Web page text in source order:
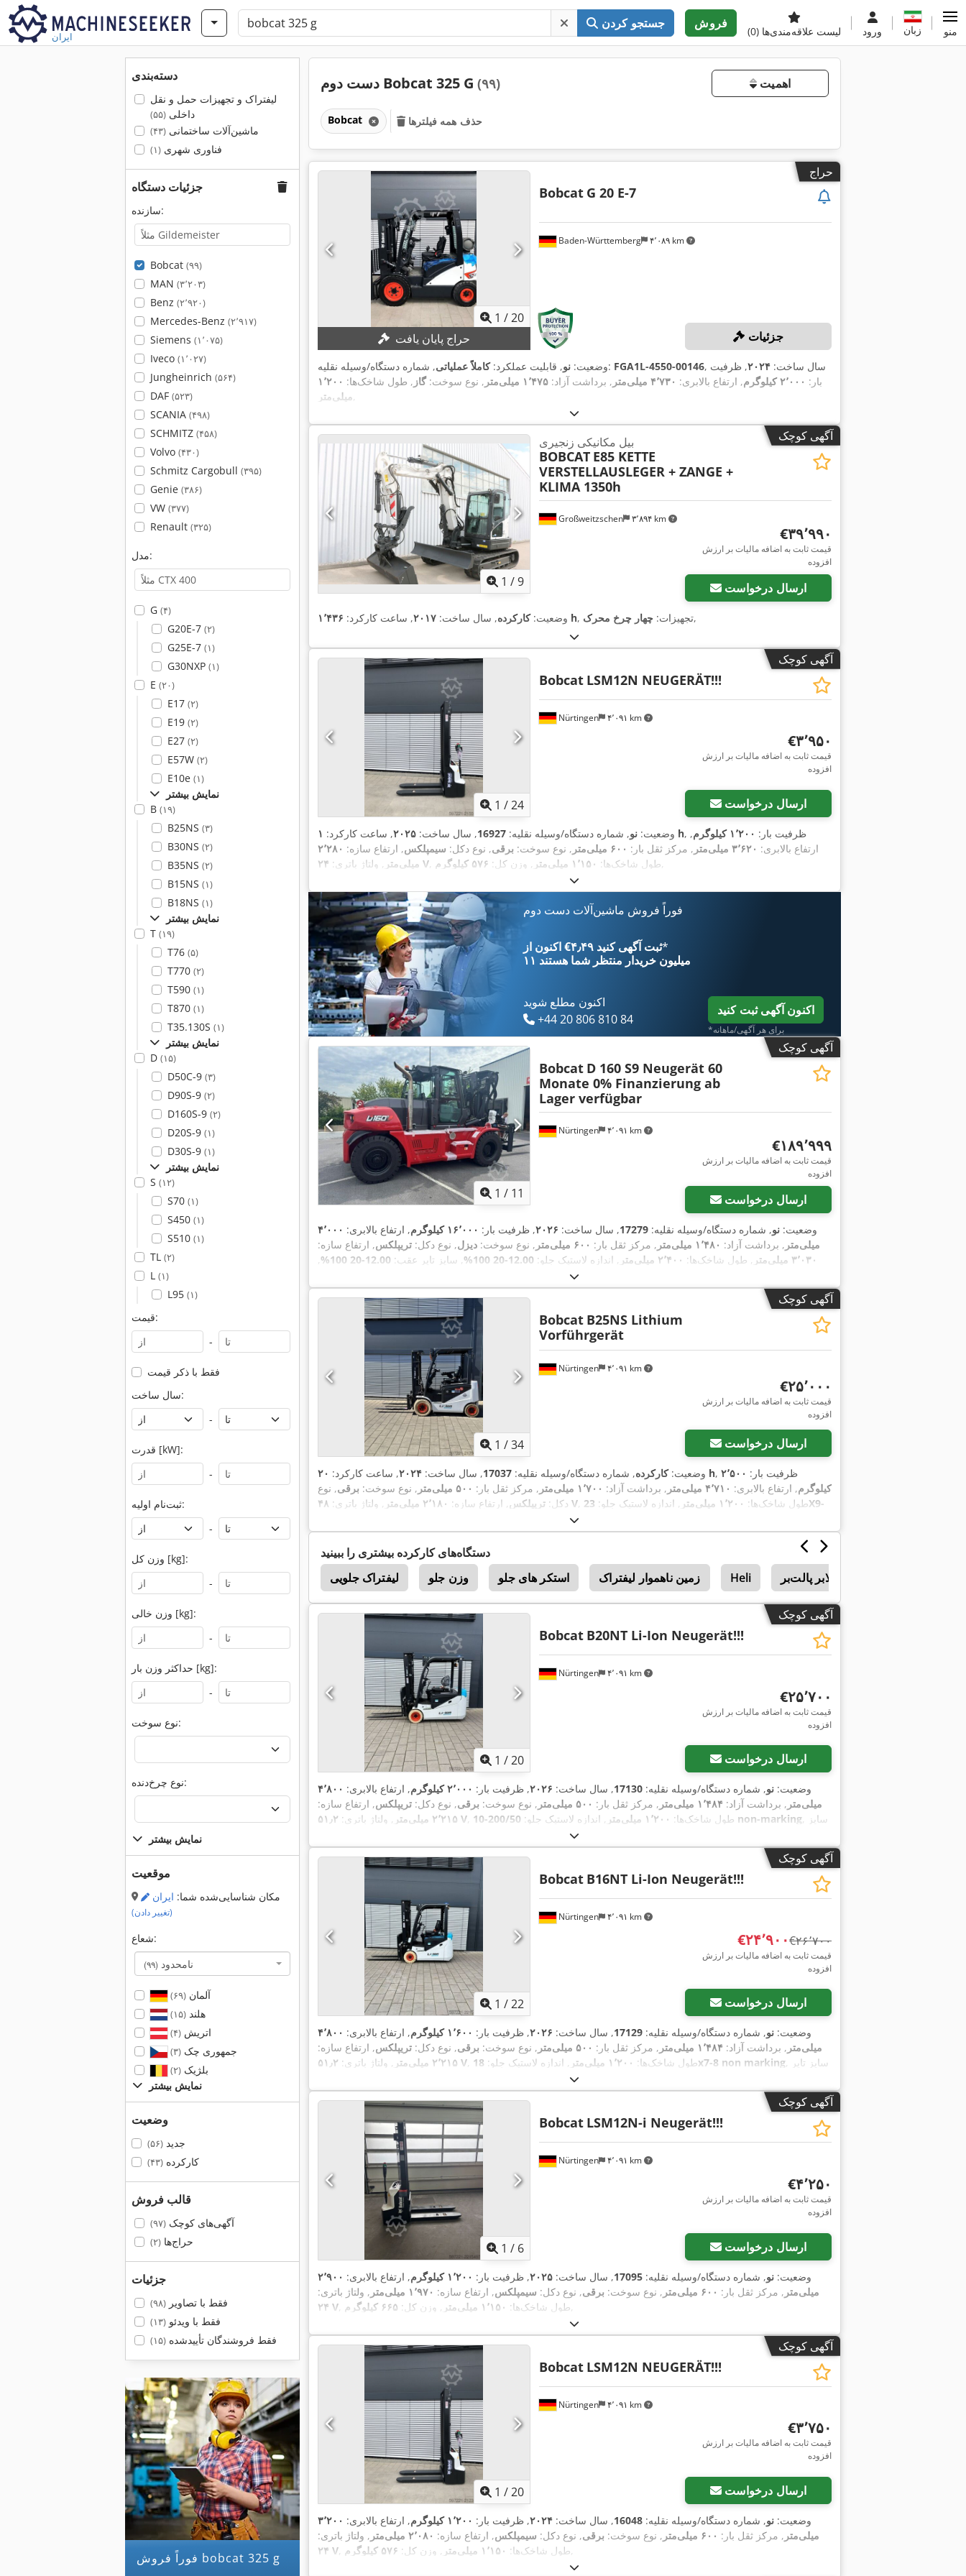
ایران
جستجو کردن فروش
لیست علاقه‌مندی‌ها (0) ورود زبان منو
دسته‌بندی
لیفتراک و تجهیزات حمل و نقل
داخلی(۵۵)
ماشین‌آلات ساختمانی(۴۳)
فناوری شهری(۱)
جزئیات دستگاه
سازنده:
Bobcat (۹۹)
MAN (۳٬۲۰۳)
Benz (۲٬۹۲۰)
Mercedes-Benz (۲٬۹۱۷)
Siemens (۱٬۰۷۵)
Iveco (۱٬۰۲۷)
Jungheinrich (۵۶۴)
DAF (۵۲۳)
SCANIA (۴۹۸)
SCHMITZ (۴۵۸)
Volvo (۴۳۰)
Schmitz Cargobull (۳۹۵)
Genie (۳۸۶)
VW (۳۷۷)
Renault (۳۲۵)
مدل:
G (۴)
G20E-7 (۲)
G25E-7 (۱)
G30NXP (۱)
E (۲۰)
E17 (۲)
E19 (۲)
E27 (۲)
E57W (۲)
E10e (۱)
نمایش بیشتر
B (۱۹)
B25NS (۳)
B30NS (۲)
B35NS (۲)
B15NS (۱)
B18NS (۱)
نمایش بیشتر
T (۱۹)
T76 (۵)
T770 (۲)
T590 (۱)
T870 (۱)
T35.130S (۱)
نمایش بیشتر
D (۱۵)
D50C-9 (۳)
D90S-9 (۲)
D160S-9 (۲)
D20S-9 (۱)
D30S-9 (۱)
نمایش بیشتر
S (۱۲)
S70 (۱)
S450 (۱)
S510 (۱)
TL (۲)
L (۱)
L95 (۱)
قیمت:
-
فقط با ذکر قیمت
سال ساخت:
-
قدرت [kW]:
-
ثبت‌نام اولیه:
-
وزن کل [kg]:
-
وزن خالی [kg]:
-
حداکثر وزن بار [kg]:
-
نوع سوخت:
نوع چرخ‌دنده:
نمایش بیشتر
موقعیت
مکان شناسایی‌شده شما: ایران
(تغییر دادن)
شعاع:
نامحدود (۹۹)
آلمان(۶۹)
هلند(۱۵)
اتریش(۴)
جمهوری چک(۳)
بلژیک(۲)
نمایش بیشتر
وضعیت
جدید(۵۶)
کارکرده(۴۳)
قالب فروش
آگهی‌های کوچک(۹۷)
حراج‌ها(۲)
جزئیات
فقط با تصاویر(۹۸)
فقط با ویدئو(۱۳)
فقط فروشندگان تأییدشده(۱۵)
فوراً فروش bobcat 325 g
دست دوم Bobcat 325 G (۹۹) اهمیت
Bobcat حذف همه فیلترها
حراج
1 /20
حراج پایان یافت
Baden-Württemberg ۴٬۰۸۹ km
Bobcat G 20 E-7
جزئیات
وضعیت: نو, قابلیت عملکرد:کاملاً عملیاتی , شماره دستگاه/وسیله نقلیه: FGA1L-4550-00146 , سال ساخت: ۲۰۲۴, ظرفیت
بار: ۲٬۰۰۰ کیلوگرم , ارتفاع بالابری: ۴٬۷۳۰ میلی‌متر , برداشت آزاد: ۱٬۴۷۵ میلی‌متر , نوع سوخت:گاز , طول شاخک‌ها: ۱٬۲۰۰
میلی‌متر,
آگهی کوچک
1 /9
Großweitzschen ۳٬۸۹۴ km
بیل مکانیکی زنجیری
BOBCAT E85 KETTE
VERSTELLAUSLEGER + ZANGE +
KLIMA 1350h
‎€۳۹٬۹۹۰
قیمت ثابت به اضافه مالیات بر ارزش
افزوده
ارسال درخواست
وضعیت:کارکرده, سال ساخت: ۲۰۱۷, ساعت کارکرد: ۱٬۴۳۶ h , تجهیزات: چهار چرخ محرک ,
آگهی کوچک
1 /24
Nürtingen ۴٬۰۹۱ km
Bobcat LSM12N NEUGERÄT!!!
‎€۳٬۹۵۰
قیمت ثابت به اضافه مالیات بر ارزش
افزوده
ارسال درخواست
وضعیت: نو, شماره دستگاه/وسیله نقلیه: 16927, سال ساخت: ۲۰۲۵, ساعت کارکرد: ۱ h , ظرفیت بار: ۱٬۲۰۰ کیلوگرم
,
ارتفاع بالابری: ۳٬۶۲۰ میلی‌متر , مرکز ثقل بار: ۶۰۰ میلی‌متر , نوع سوخت: برقی, نوع دکل: سیمپلکس, ارتفاع سازه: ۲٬۲۸۰
میلی‌متر , ولتاژ باتری: ۲۴ V , طول شاخک‌ها: ۱٬۱۵۰ میلی‌متر , وزن کل: ۵۷۶ کیلوگرم ,
فوراً فروش ماشین‌آلات دست دوم
اکنون از ‎€۴٫۴۹ ثبت آگهی کنید*
۱۱ میلیون خریدار منتظر شما هستند
اکنون مطلع شوید
+44 20 806 810 84
اکنون آگهی ثبت کنید
*برای هر آگهی/ماهانه
آگهی کوچک
1 / 11
Nürtingen ۴٬۰۹۱ km
Bobcat D 160 S9 Neugerät 60
Monate 0% Finanzierung ab
Lager verfügbar
‎€۱۸۹٬۹۹۹
قیمت ثابت به اضافه مالیات بر ارزش
افزوده
ارسال درخواست
وضعیت: نو, شماره دستگاه/وسیله نقلیه: 17279, سال ساخت: ۲۰۲۶, ظرفیت بار: ۱۶٬۰۰۰ کیلوگرم , ارتفاع بالابری: ۴٬۰۰۰
میلی‌متر , برداشت آزاد: ۱٬۴۸۰ میلی‌متر , مرکز ثقل بار: ۶۰۰ میلی‌متر , نوع سوخت: دیزل, نوع دکل: تریپلکس, ارتفاع سازه:
۳٬۰۳۰ میلی‌متر
, طول شاخک‌ها: ۲٬۴۰۰ میلی‌متر , اندازه لاستیک جلو: 12.00-20 100% , سایز تایر عقب: 12.00-20 100%
,
آگهی کوچک
1 /34
Nürtingen ۴٬۰۹۱ km
Bobcat B25NS Lithium
Vorführgerät
‎€۲۵٬۰۰۰
قیمت ثابت به اضافه مالیات بر ارزش
افزوده
ارسال درخواست
وضعیت:کارکرده, شماره دستگاه/وسیله نقلیه: 17037, سال ساخت: ۲۰۲۴, ساعت کارکرد: ۲۰ h , ظرفیت بار: ۲٬۵۰۰
کیلوگرم, ارتفاع بالابری: ۴٬۷۱۰ میلی‌متر , برداشت آزاد: ۱٬۷۰۰ میلی‌متر , مرکز ثقل بار: ۵۰۰ میلی‌متر , نوع سوخت: برقی, نوع
دکل: تریپلکس, ارتفاع سازه: ۲٬۱۸۰ میلی‌متر , ولتاژ باتری: ۴۸ V , طول شاخک‌ها: ۱٬۲۰۰ میلی‌متر , اندازه لاستیک جلو: 23X9-
دستگاه‌های کارکرده بیشتری را ببینید
لیفتراک جلویی
وزن جلو استکر های جلو زمین ناهموار لیفتراک Heli بالابر پالت‌بر دیدم خیلی دست دست پان دست پانچ
آگهی کوچک
1 /20
Nürtingen ۴٬۰۹۱ km
Bobcat B20NT Li-Ion Neugerät!!!
‎€۲۵٬۷۰۰
قیمت ثابت به اضافه مالیات بر ارزش
افزوده
ارسال درخواست
وضعیت: نو, شماره دستگاه/وسیله نقلیه: 17130, سال ساخت: ۲۰۲۶, ظرفیت بار: ۲٬۰۰۰ کیلوگرم , ارتفاع بالابری: ۴٬۸۰۰
میلی‌متر , برداشت آزاد: ۱٬۴۸۴ میلی‌متر , مرکز ثقل بار: ۵۰۰ میلی‌متر , نوع سوخت: برقی, نوع دکل: تریپلکس, ارتفاع سازه:
۲٬۲۱۵ میلی‌متر
, ولتاژ باتری: ۵۱٫۲ V , طول شاخک‌ها: ۱٬۲۰۰ میلی‌متر , اندازه لاستیک جلو: 200/50-10 non-marking, سایز
,
آگهی کوچک
1 /22
Nürtingen ۴٬۰۹۱ km
Bobcat B16NT Li-Ion Neugerät!!!
‎€۲۴٬۹۰۰ ‎€۲۶٬۷۰۰
قیمت ثابت به اضافه مالیات بر ارزش
افزوده
ارسال درخواست
وضعیت: نو, شماره دستگاه/وسیله نقلیه: 17129, سال ساخت: ۲۰۲۶, ظرفیت بار: ۱٬۶۰۰ کیلوگرم , ارتفاع بالابری: ۴٬۸۰۰
میلی‌متر , برداشت آزاد: ۱٬۴۸۴ میلی‌متر , مرکز ثقل بار: ۵۰۰ میلی‌متر , نوع سوخت: برقی, نوع دکل: تریپلکس, ارتفاع سازه:
۲٬۲۱۵ میلی‌متر
, ولتاژ باتری: ۵۱٫۲ V , طول شاخک‌ها: ۱٬۲۰۰ میلی‌متر , اندازه لاستیک جلو: 18x7-8 non marking, سایز تایر
آگهی کوچک
1 / 6
Nürtingen ۴٬۰۹۱ km
Bobcat LSM12N-i Neugerät!!!
‎€۴٬۲۵۰
قیمت ثابت به اضافه مالیات بر ارزش
افزوده
ارسال درخواست
وضعیت: نو, شماره دستگاه/وسیله نقلیه: 17095, سال ساخت: ۲۰۲۵, ظرفیت بار: ۱٬۲۰۰ کیلوگرم , ارتفاع بالابری: ۲٬۹۰۰
میلی‌متر , مرکز ثقل بار: ۶۰۰ میلی‌متر , نوع سوخت: برقی, نوع دکل: سیمپلکس, ارتفاع سازه: ۱٬۹۷۰ میلی‌متر
, ولتاژ باتری:
۲۴ V
, طول شاخک‌ها: ۱٬۱۵۰ میلی‌متر , وزن کل: ۶۶۵ کیلوگرم ,
آگهی کوچک
1 /20
Nürtingen ۴٬۰۹۱ km
Bobcat LSM12N NEUGERÄT!!!
‎€۳٬۷۵۰
قیمت ثابت به اضافه مالیات بر ارزش
افزوده
ارسال درخواست
وضعیت: نو, شماره دستگاه/وسیله نقلیه: 16048, سال ساخت: ۲۰۲۴, ظرفیت بار: ۱٬۲۰۰ کیلوگرم , ارتفاع بالابری: ۳٬۲۰۰
میلی‌متر , مرکز ثقل بار: ۶۰۰ میلی‌متر , نوع سوخت: برقی, نوع دکل: سیمپلکس, ارتفاع سازه: ۲٬۰۸۰ میلی‌متر
, ولتاژ باتری:
۲۴ V
, طول شاخک‌ها: ۱٬۱۵۰ میلی‌متر , وزن کل: ۵۷۶ کیلوگرم ,